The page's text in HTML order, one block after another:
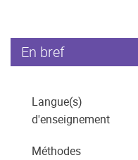
En bref
Langue(s)
d'enseignement
Méthodes